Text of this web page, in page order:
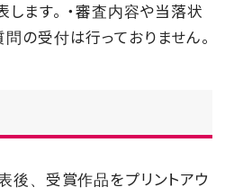
ます。 ・審査内容や当落状
の受付は行っておりません。
後、受賞作品をプリントアウ